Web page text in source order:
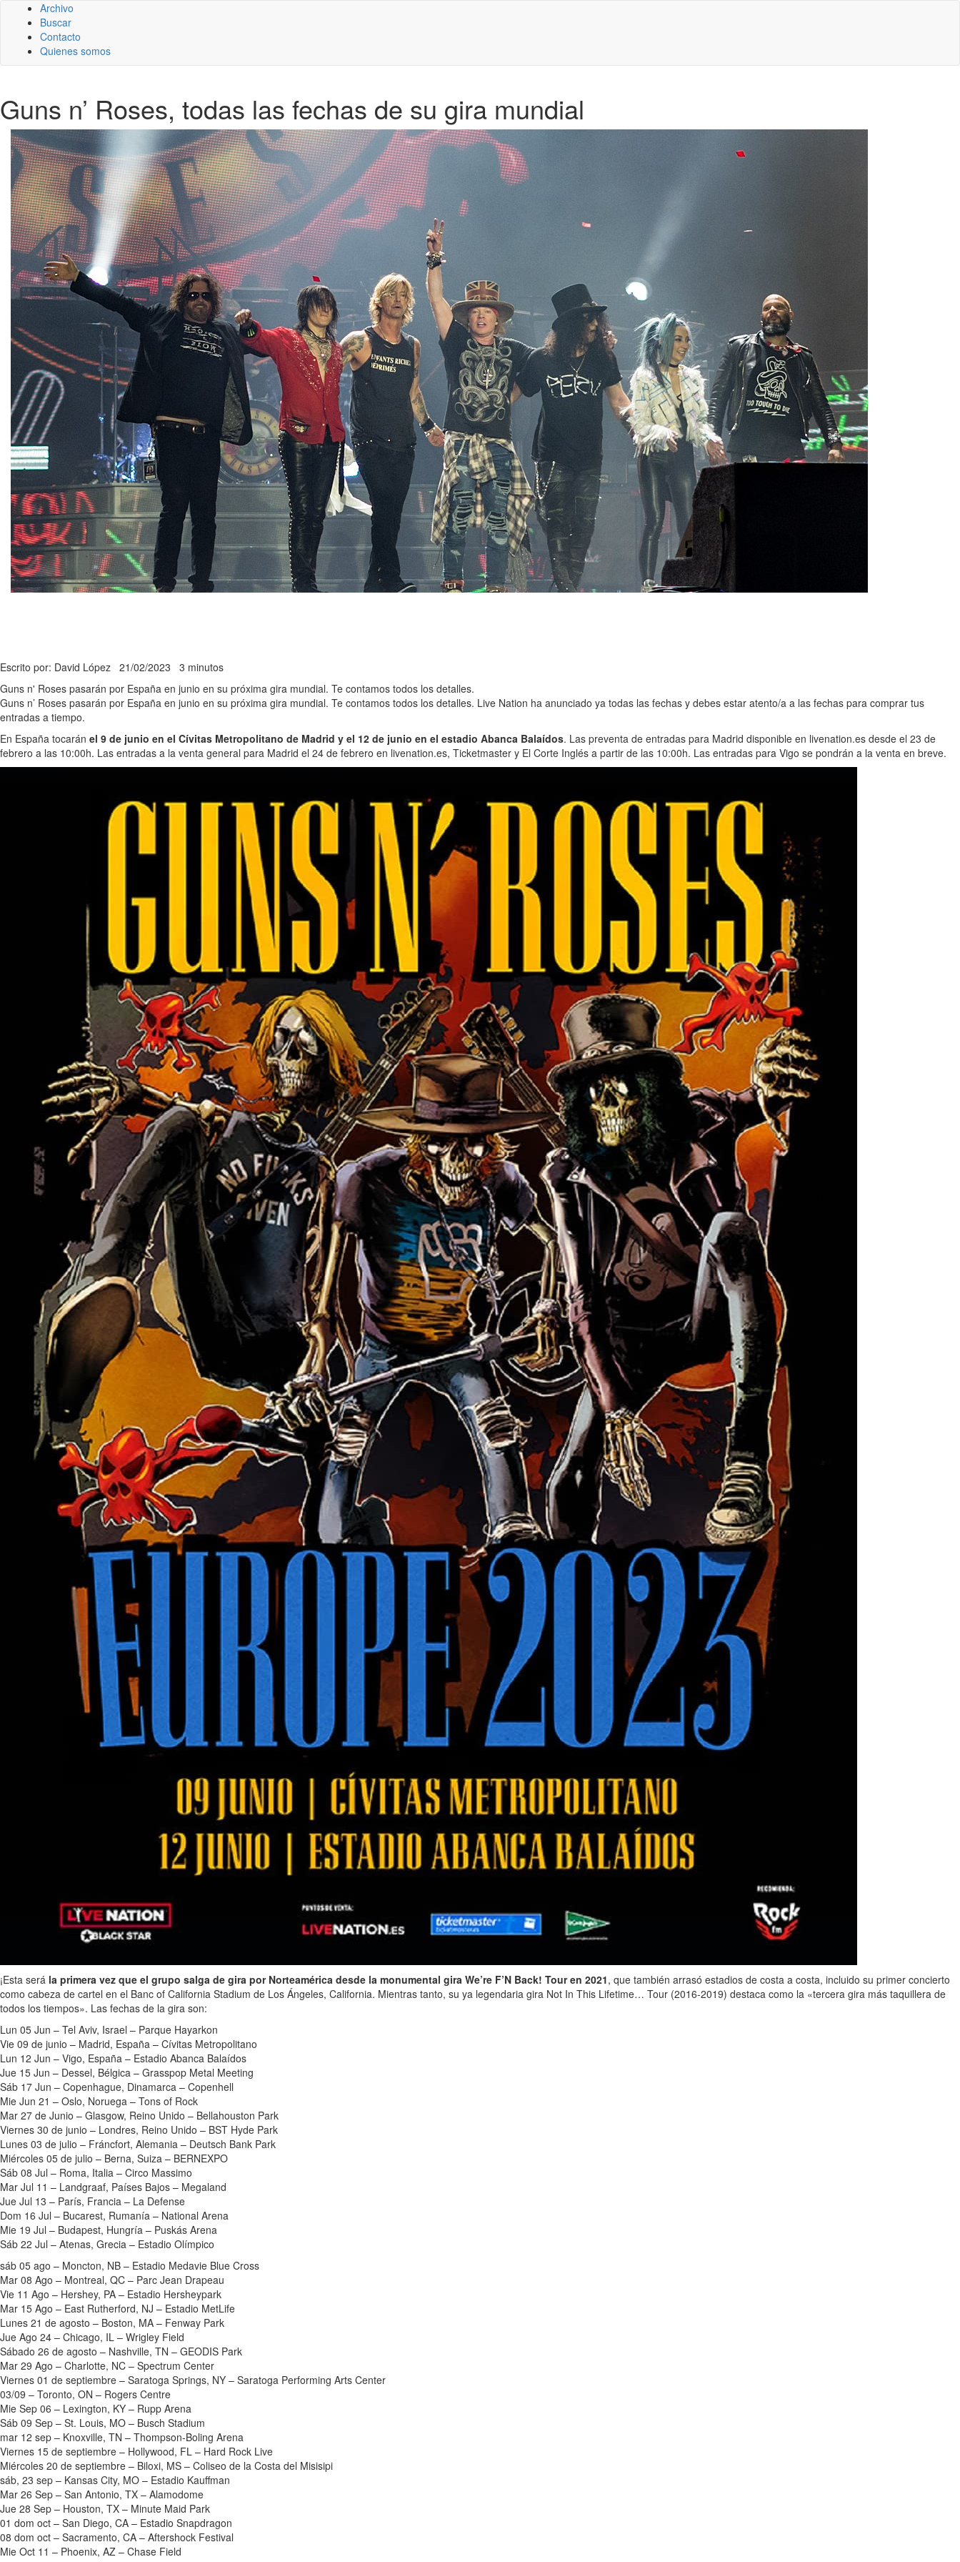
Archivo
Buscar
Contacto
Quienes somos
Guns n’ Roses, todas las fechas de su gira mundial
Escrito por: David López 21/02/2023 3 minutos
Guns n' Roses pasarán por España en junio en su próxima gira mundial. Te contamos todos los detalles.
Guns n’ Roses pasarán por España en junio en su próxima gira mundial. Te contamos todos los detalles. Live Nation ha anunciado ya todas las fechas y debes estar atento/a a las fechas para comprar tus
entradas a tiempo.
En España tocarán el 9 de junio en el Cívitas Metropolitano de Madrid y el 12 de junio en el estadio Abanca Balaídos. Las preventa de entradas para Madrid disponible en livenation.es desde el 23 de
febrero a las 10:00h. Las entradas a la venta general para Madrid el 24 de febrero en livenation.es, Ticketmaster y El Corte Inglés a partir de las 10:00h. Las entradas para Vigo se pondrán a la venta en breve.
¡Esta será la primera vez que el grupo salga de gira por Norteamérica desde la monumental gira We’re F’N Back! Tour en 2021, que también arrasó estadios de costa a costa, incluido su primer concierto
como cabeza de cartel en el Banc of California Stadium de Los Ángeles, California. Mientras tanto, su ya legendaria gira Not In This Lifetime… Tour (2016-2019) destaca como la «tercera gira más taquillera de
todos los tiempos». Las fechas de la gira son:
Lun 05 Jun – Tel Aviv, Israel – Parque Hayarkon
Vie 09 de junio – Madrid, España – Cívitas Metropolitano
Lun 12 Jun – Vigo, España – Estadio Abanca Balaídos
Jue 15 Jun – Dessel, Bélgica – Grasspop Metal Meeting
Sáb 17 Jun – Copenhague, Dinamarca – Copenhell
Mie Jun 21 – Oslo, Noruega – Tons of Rock
Mar 27 de Junio – Glasgow, Reino Unido – Bellahouston Park
Viernes 30 de junio – Londres, Reino Unido – BST Hyde Park
Lunes 03 de julio – Fráncfort, Alemania – Deutsch Bank Park
Miércoles 05 de julio – Berna, Suiza – BERNEXPO
Sáb 08 Jul – Roma, Italia – Circo Massimo
Mar Jul 11 – Landgraaf, Países Bajos – Megaland
Jue Jul 13 – París, Francia – La Defense
Dom 16 Jul – Bucarest, Rumanía – National Arena
Mie 19 Jul – Budapest, Hungría – Puskás Arena
Sáb 22 Jul – Atenas, Grecia – Estadio Olímpico
sáb 05 ago – Moncton, NB – Estadio Medavie Blue Cross
Mar 08 Ago – Montreal, QC – Parc Jean Drapeau
Vie 11 Ago – Hershey, PA – Estadio Hersheypark
Mar 15 Ago – East Rutherford, NJ – Estadio MetLife
Lunes 21 de agosto – Boston, MA – Fenway Park
Jue Ago 24 – Chicago, IL – Wrigley Field
Sábado 26 de agosto – Nashville, TN – GEODIS Park
Mar 29 Ago – Charlotte, NC – Spectrum Center
Viernes 01 de septiembre – Saratoga Springs, NY – Saratoga Performing Arts Center
03/09 – Toronto, ON – Rogers Centre
Mie Sep 06 – Lexington, KY – Rupp Arena
Sáb 09 Sep – St. Louis, MO – Busch Stadium
mar 12 sep – Knoxville, TN – Thompson-Boling Arena
Viernes 15 de septiembre – Hollywood, FL – Hard Rock Live
Miércoles 20 de septiembre – Biloxi, MS – Coliseo de la Costa del Misisipi
sáb, 23 sep – Kansas City, MO – Estadio Kauffman
Mar 26 Sep – San Antonio, TX – Alamodome
Jue 28 Sep – Houston, TX – Minute Maid Park
01 dom oct – San Diego, CA – Estadio Snapdragon
08 dom oct – Sacramento, CA – Aftershock Festival
Mie Oct 11 – Phoenix, AZ – Chase Field